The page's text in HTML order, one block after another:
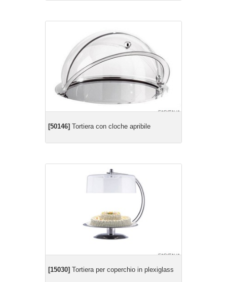
[50146] Tortiera con cloche apribile
[15030] Tortiera per coperchio in plexiglass